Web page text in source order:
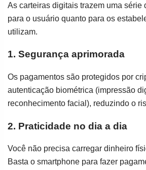
As carteiras digitais trazem uma série
para o usuário quanto para os
utilizam.
1. Segurança aprimorada
Os pagamentos são protegidos por
autenticação biométrica (impressão
reconhecimento facial), reduzindo o
2. Praticidade no dia a dia
Você não precisa carregar dinheiro
Basta o smartphone para fazer